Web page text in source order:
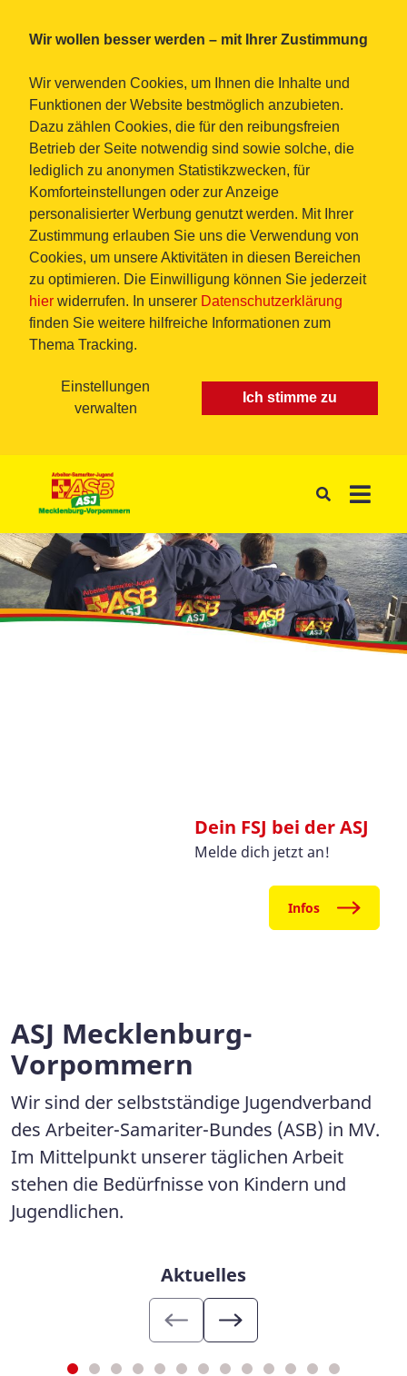
Wir wollen besser werden – mit Ihrer Zustimmung
Wir verwenden Cookies, um Ihnen die Inhalte und
Funktionen der Website bestmöglich anzubieten.
Dazu zählen Cookies, die für den reibungsfreien
Betrieb der Seite notwendig sind sowie solche, die
lediglich zu anonymen Statistikzwecken, für
Komforteinstellungen oder zur Anzeige
personalisierter Werbung genutzt werden. Mit Ihrer
Zustimmung erlauben Sie uns die Verwendung von
Cookies, um unsere Aktivitäten in diesen Bereichen
zu optimieren. Die Einwilligung können Sie jederzeit
hier widerrufen. In unserer Datenschutzerklärung
finden Sie weitere hilfreiche Informationen zum
Thema Tracking.
Einstellungen
verwalten
Ich stimme zu
Dein FSJ bei der ASJ
Melde dich jetzt an!
Infos
ASJ Mecklenburg-
Vorpommern
Wir sind der selbstständige Jugendverband
des Arbeiter-Samariter-Bundes (ASB) in MV.
Im Mittelpunkt unserer täglichen Arbeit
stehen die Bedürfnisse von Kindern und
Jugendlichen.
Aktuelles